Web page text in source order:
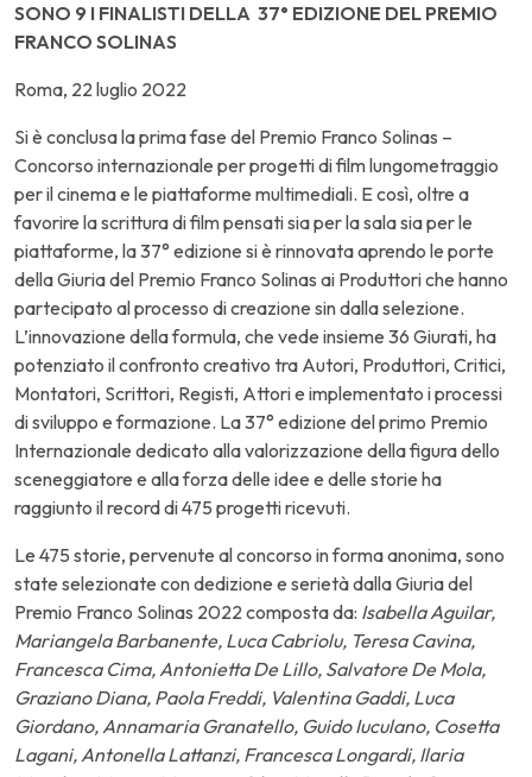
SONO 9 I FINALISTI DELLA 37° EDIZIONE DEL PREMIO
FRANCO SOLINAS
Roma, 22 luglio 2022
Si è conclusa la prima fase del Premio Franco Solinas –
Concorso internazionale per progetti di film lungometraggio
per il cinema e le piattaforme multimediali. E così, oltre a
favorire la scrittura di film pensati sia per la sala sia per le
piattaforme, la 37° edizione si è rinnovata aprendo le porte
della Giuria del Premio Franco Solinas ai Produttori che hanno
partecipato al processo di creazione sin dalla selezione.
L’innovazione della formula, che vede insieme 36 Giurati, ha
potenziato il confronto creativo tra Autori, Produttori, Critici,
Montatori, Scrittori, Registi, Attori e implementato i processi
di sviluppo e formazione. La 37° edizione del primo Premio
Internazionale dedicato alla valorizzazione della figura dello
sceneggiatore e alla forza delle idee e delle storie ha
raggiunto il record di 475 progetti ricevuti.
Le 475 storie, pervenute al concorso in forma anonima, sono
state selezionate con dedizione e serietà dalla Giuria del
Premio Franco Solinas 2022 composta da: Isabella Aguilar,
Mariangela Barbanente, Luca Cabriolu, Teresa Cavina,
Francesca Cima, Antonietta De Lillo, Salvatore De Mola,
Graziano Diana, Paola Freddi, Valentina Gaddi, Luca
Giordano, Annamaria Granatello, Guido Iuculano, Cosetta
Lagani, Antonella Lattanzi, Francesca Longardi, Ilaria